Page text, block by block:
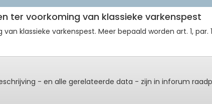
ter voorkoming van klassieke varkenspest
klassieke varkenspest. Meer bepaald worden art. 1, par.
- en alle gerelateerde data - zijn in inforum